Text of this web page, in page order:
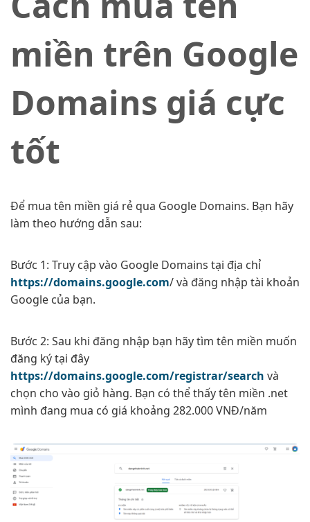
miền trên Google
Domains giá cực
tốt
Để mua tên miền giá rẻ qua Google Domains. Bạn hãy
làm theo hướng dẫn sau:
Bước 1: Truy cập vào Google Domains tại địa chỉ
https://domains.google.com/ và đăng nhập tài khoản
Google của bạn.
Bước 2: Sau khi đăng nhập bạn hãy tìm tên miền muốn
đăng ký tại đây
https://domains.google.com/registrar/search và
chọn cho vào giỏ hàng. Bạn có thể thấy tên miền .net
mình đang mua có giá khoảng 282.000 VNĐ/năm